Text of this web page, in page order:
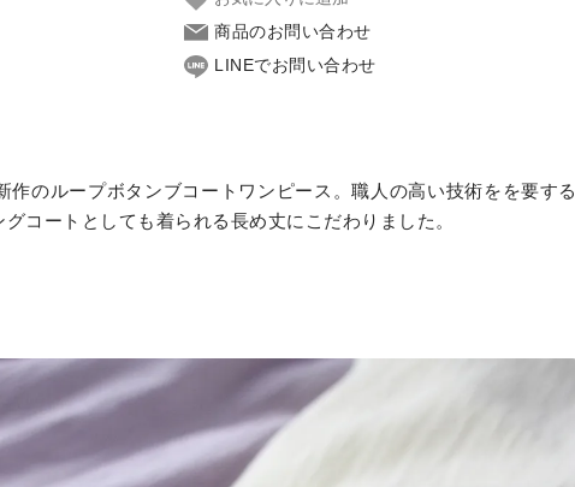
商品のお問い合わせ
LINEでお問い合わせ
のループボタンブコートワンピース。職人の高い技術をを要する
コートとしても着られる長め丈にこだわりました。